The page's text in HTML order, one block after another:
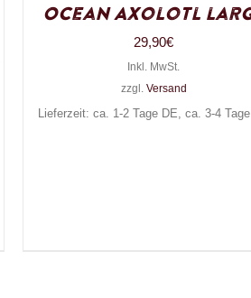
Ocean Axolotl
29,90€
Inkl. MwSt.
zzgl. Versand
Lieferzeit: ca. 1-2 Tage DE, ca. 3-4